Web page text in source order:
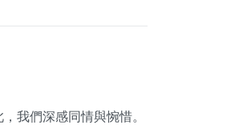
我們深感同情與惋惜。